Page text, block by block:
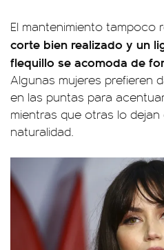
El mantenimiento tampoco
corte bien realizado y un
flequillo se acomoda de
Algunas mujeres prefieren
en las puntas para
mientras que otras lo
naturalidad.